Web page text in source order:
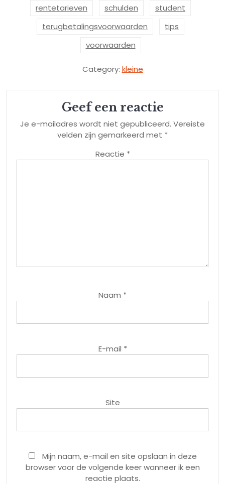
rentetarieven
schulden
student
terugbetalingsvoorwaarden
tips
voorwaarden
Category: kleine
Geef een reactie
Je e-mailadres wordt niet gepubliceerd. Vereiste
velden zijn gemarkeerd met *
Reactie *
Naam *
E-mail *
Site
Mijn naam, e-mail en site opslaan in deze
browser voor de volgende keer wanneer ik een
reactie plaats.